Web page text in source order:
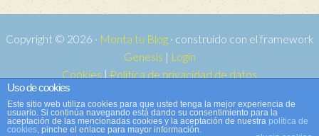
Copyright © 2026 · Monta tu Blog· construido con el framework
Genesis | Login
Cookies | Política de privacidad de datos
Copyright © 2026 ·
WordPress·Acceder
Uso de cookies
Este sitio web utiliza cookies para que usted tenga la mejor experiencia de
usuario. Si continúa navegando está dando su consentimiento para la
aceptación de las mencionadas cookies y la aceptación de nuestra política de
cookies, pinche el enlace para mayor información.